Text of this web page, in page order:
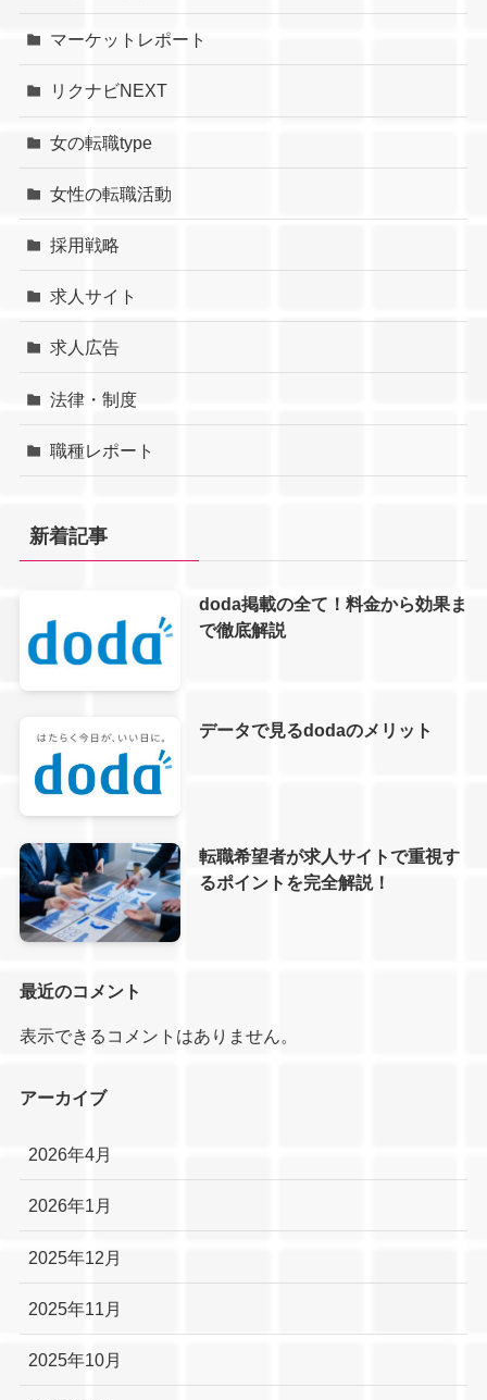
マーケットレポート
リクナビNEXT
女の転職type
女性の転職活動
採用戦略
求人サイト
求人広告
法律・制度
職種レポート
新着記事
doda掲載の全て！料金から効果ま
で徹底解説
データで見るdodaのメリット
転職希望者が求人サイトで重視す
るポイントを完全解説！
最近のコメント
表示できるコメントはありません。
アーカイブ
2026年4月
2026年1月
2025年12月
2025年11月
2025年10月